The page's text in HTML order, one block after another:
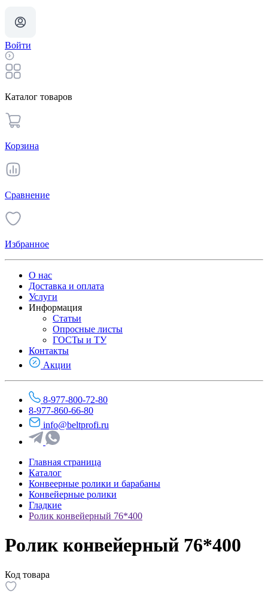
Войти
Каталог товаров
Корзина
Сравнение
Избранное
О нас
Доставка и оплата
Услуги
Информация
Статьи
Опросные листы
ГОСТы и ТУ
Контакты
Акции
8-977-800-72-80
8-977-860-66-80
info@beltprofi.ru
Главная страница
Каталог
Конвеерные ролики и барабаны
Конвейерные ролики
Гладкие
Ролик конвейерный 76*400
Ролик конвейерный 76*400
Код товара